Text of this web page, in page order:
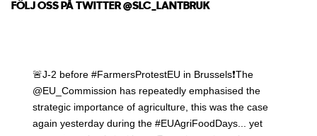
FÖLJ OSS PÅ TWITTER@SLC_LANTBRUK